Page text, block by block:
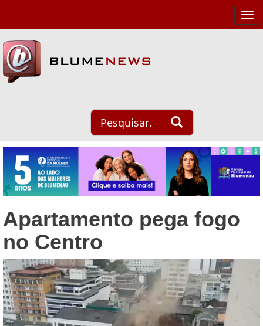
Apartamento pega fogo
no Centro